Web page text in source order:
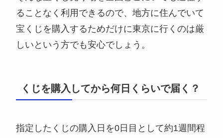
ることなく利用できるので、地方に住んでいて
宝くじを購入するためだけに東京に行くのは厳
しいという方でも安心でしょう。
くじを購入してから何日くらいで届く？
指定したくじの購入日を0日目として約1週間程